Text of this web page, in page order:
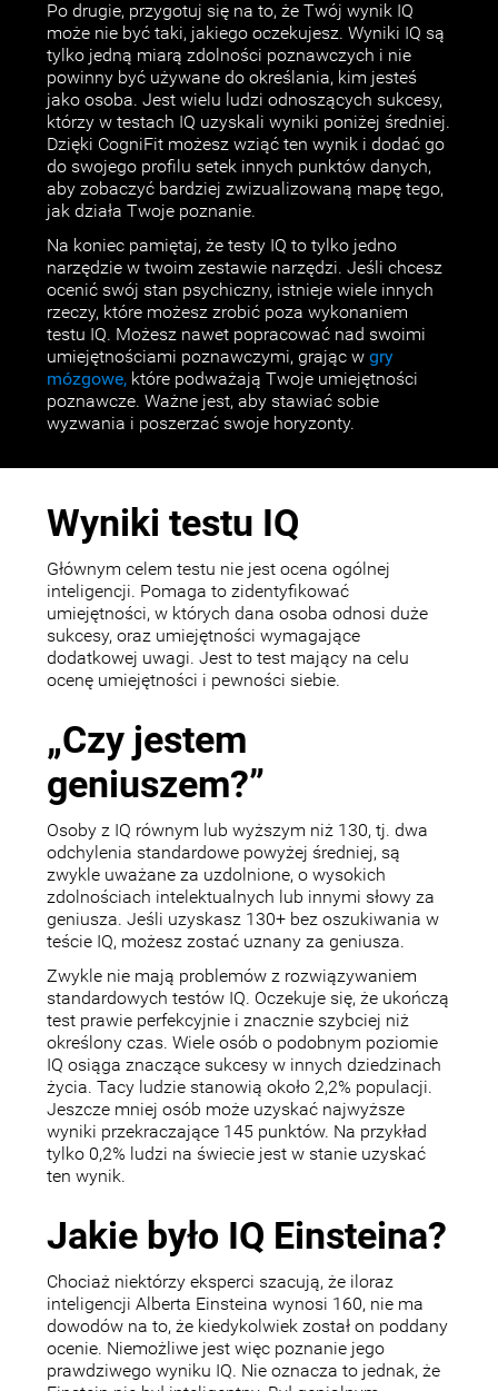
Po drugie, przygotuj się na to, że Twój wynik IQ
może nie być taki, jakiego oczekujesz. Wyniki IQ są
tylko jedną miarą zdolności poznawczych i nie
powinny być używane do określania, kim jesteś
jako osoba. Jest wielu ludzi odnoszących sukcesy,
którzy w testach IQ uzyskali wyniki poniżej średniej.
Dzięki CogniFit możesz wziąć ten wynik i dodać go
do swojego profilu setek innych punktów danych,
aby zobaczyć bardziej zwizualizowaną mapę tego,
jak działa Twoje poznanie.
Na koniec pamiętaj, że testy IQ to tylko jedno
narzędzie w twoim zestawie narzędzi. Jeśli chcesz
ocenić swój stan psychiczny, istnieje wiele innych
rzeczy, które możesz zrobić poza wykonaniem
testu IQ. Możesz nawet popracować nad swoimi
umiejętnościami poznawczymi, grając wgry
mózgowe, które podważają Twoje umiejętności
poznawcze. Ważne jest, aby stawiać sobie
wyzwania i poszerzać swoje horyzonty.
Wyniki testu IQ
Głównym celem testu nie jest ocena ogólnej
inteligencji. Pomaga to zidentyfikować
umiejętności, w których dana osoba odnosi duże
sukcesy, oraz umiejętności wymagające
dodatkowej uwagi. Jest to test mający na celu
ocenę umiejętności i pewności siebie.
„Czy jestem
geniuszem?”
Osoby z IQ równym lub wyższym niż 130, tj. dwa
odchylenia standardowe powyżej średniej, są
zwykle uważane za uzdolnione, o wysokich
zdolnościach intelektualnych lub innymi słowy za
geniusza. Jeśli uzyskasz 130+ bez oszukiwania w
teście IQ, możesz zostać uznany za geniusza.
Zwykle nie mają problemów z rozwiązywaniem
standardowych testów IQ. Oczekuje się, że ukończą
test prawie perfekcyjnie i znacznie szybciej niż
określony czas. Wiele osób o podobnym poziomie
IQ osiąga znaczące sukcesy w innych dziedzinach
życia. Tacy ludzie stanowią około 2,2% populacji.
Jeszcze mniej osób może uzyskać najwyższe
wyniki przekraczające 145 punktów. Na przykład
tylko 0,2% ludzi na świecie jest w stanie uzyskać
ten wynik.
Jakie było IQ Einsteina?
Chociaż niektórzy eksperci szacują, że iloraz
inteligencji Alberta Einsteina wynosi 160, nie ma
dowodów na to, że kiedykolwiek został on poddany
ocenie. Niemożliwe jest więc poznanie jego
prawdziwego wyniku IQ. Nie oznacza to jednak, że